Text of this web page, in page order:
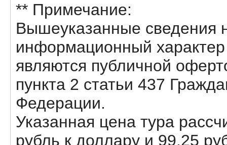
** Примечание:
Вышеуказанные сведения
информационный
являются публичной
пункта 2 статьи 437
Федерации.
Указанная цена тура
рубль к доллару и 99.25